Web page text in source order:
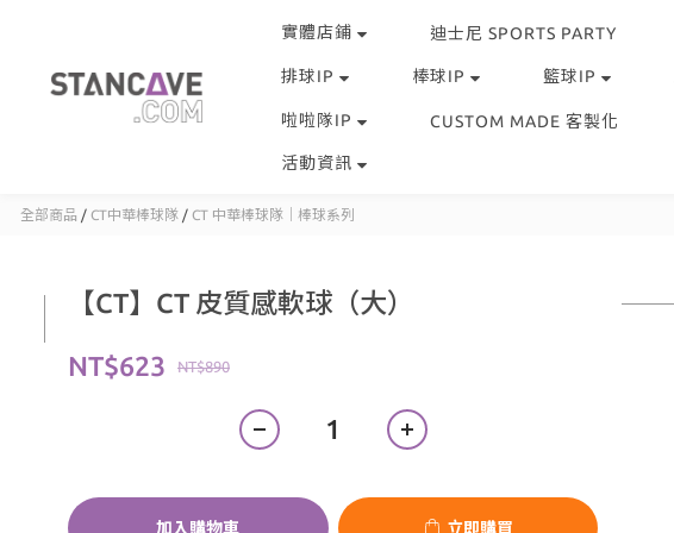
實體店鋪 迪士尼 SPORTS PARTY
排球IP 棒球IP 籃球IP
啦啦隊IP CUSTOM MADE 客製化
活動資訊
全部商品 / CT中華棒球隊 / CT 中華棒球隊｜棒球系列
【CT】CT 皮質感軟球（大）
NT$890
NT$623
加入購物車 立即購買